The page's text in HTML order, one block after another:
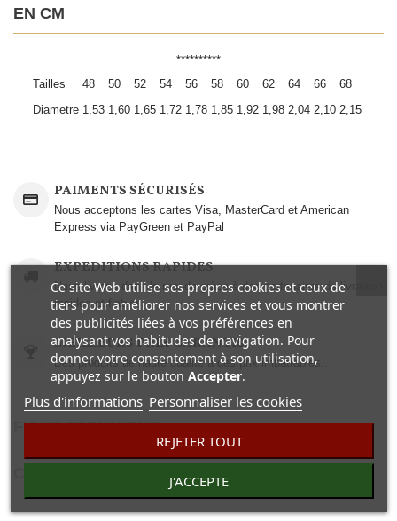
EN CM
**********
Tailles
48 50 52 54 56 58 60 62 64 66
68
Diametre 1,53 1,60 1,65 1,72 1,78 1,85 1,92 1,98 2,04 2,10 2,15
PAIMENTS SÉCURISÉS
Nous acceptons les cartes Visa, MasterCard et American
Express via PayGreen et PayPal
EXPEDITIONS RAPIDES
Nous livrons dans le monde grâce à des partenaires de livraison
rapides et fiables.
MEILLEURS PRIX GARANTIS
Des produits de haute qualité à des prix imbattables..
FICHE TECHNIQUE
Ce site Web utilise ses propres cookies et ceux de
tiers pour améliorer nos services et vous montrer
des publicités liées à vos préférences en
analysant vos habitudes de navigation. Pour
donner votre consentement à son utilisation,
appuyez sur le bouton Accepter.
Plus d'informations Personnaliser les cookies
REJETER TOUT
J'ACCEPTE